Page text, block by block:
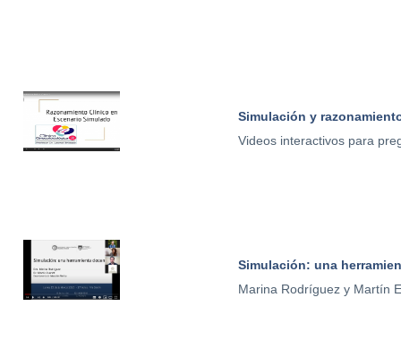
Simulación y
Videos interactivos para
Simulación: una
Marina Rodríguez y Martín